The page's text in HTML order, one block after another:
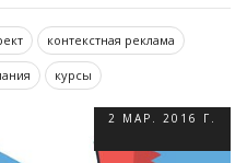
контекстная реклама
курсы
2 МАР. 2016 Г.